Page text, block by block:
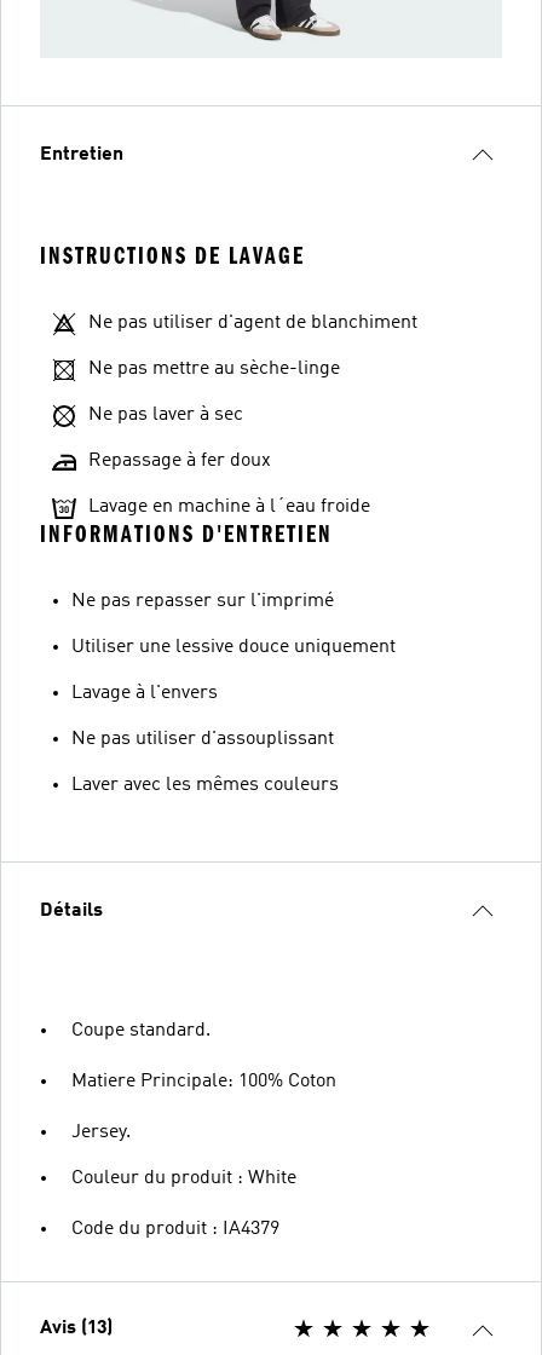
Entretien
INSTRUCTIONS DE LAVAGE
Ne pas utiliser d'agent de blanchiment
Ne pas mettre au sèche-linge
Ne pas laver à sec
Repassage à fer doux
Lavage en machine à l´eau froide
INFORMATIONS D'ENTRETIEN
Ne pas repasser sur l'imprimé
Utiliser une lessive douce uniquement
Lavage à l'envers
Ne pas utiliser d'assouplissant
Laver avec les mêmes couleurs
Détails
Coupe standard.
Matiere Principale: 100% Coton
Jersey.
Couleur du produit : White
Code du produit : IA4379
Avis (13)